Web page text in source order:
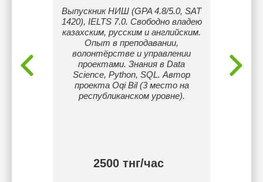
сама.
Выпускник НИШ (GPA 4.8/5.0, SAT
1420), IELTS 7.0. Свободно владею
казахским, русским и английским.
Опыт в преподавании,
волонтёрстве и управлении
проектами. Знания в Data
Science, Python, SQL. Автор
проекта Oqi Bil (3 место на
республиканском уровне).
2500 тнг/час